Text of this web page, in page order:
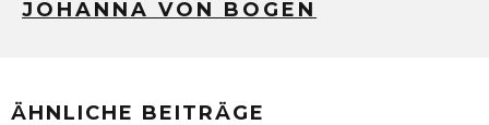
JOHANNA VON BOGEN
ÄHNLICHE BEITRÄGE